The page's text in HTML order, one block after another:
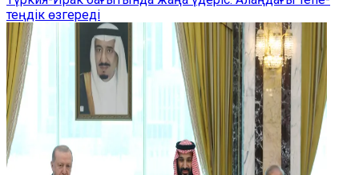
теңдік өзгереді